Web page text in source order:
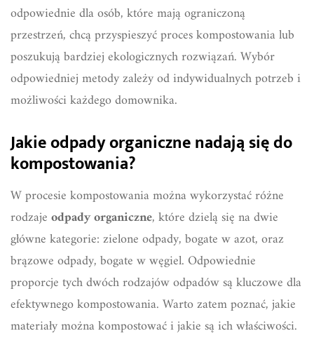
odpowiednie dla osób, które mają ograniczoną
przestrzeń, chcą przyspieszyć proces kompostowania lub
poszukują bardziej ekologicznych rozwiązań. Wybór
odpowiedniej metody zależy od indywidualnych potrzeb i
możliwości każdego domownika.
Jakie odpady organiczne nadają się do
kompostowania?
W procesie kompostowania można wykorzystać różne
rodzajeodpady organiczne, które dzielą się na dwie
główne kategorie: zielone odpady, bogate w azot, oraz
brązowe odpady, bogate w węgiel. Odpowiednie
proporcje tych dwóch rodzajów odpadów są kluczowe dla
efektywnego kompostowania. Warto zatem poznać, jakie
materiały można kompostować i jakie są ich właściwości.